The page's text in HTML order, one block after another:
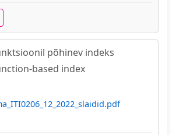
põhinev indeks
based index